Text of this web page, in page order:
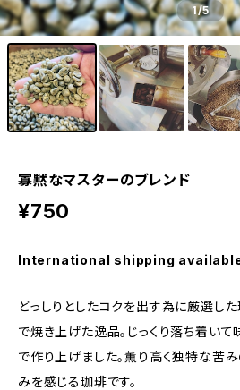
1/5
寡黙なマスターのブレンド
¥750
International shipping
どっしりとしたコクを出す為に厳選し
で焼き上げた逸品。じっくり落ち着いて
で作り上げました。薫り高く独特な苦
みを感じる珈琲です。